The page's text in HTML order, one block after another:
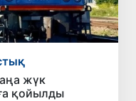
жүк
қойылды